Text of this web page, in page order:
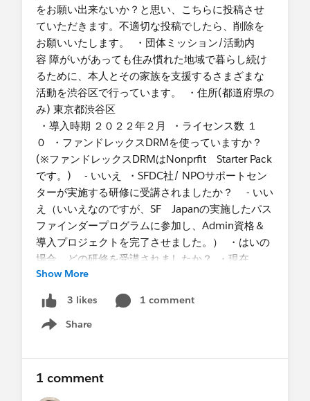
をお願い出来ないか？と思い、こちらに投稿させ
ていただきます。不適切な投稿でしたら、削除を
お願いいたします。 ・団体ミッション/活動内
容 障がいがあっても住み慣れた地域で暮らし続け
るために、本人とその家族を支援するさまざまな
活動を渋谷区で行っています。 ・住所(都道府県の
み) 東京都渋谷区
・導入時期 ２０２２年２月 ・ライセンス数 １
０ ・ファンドレックスDRMを使っていますか？
(※ファンドレックスDRMはNonprfit Starter Pack
です。) - いいえ ・SFDC社/ NPOサポートセン
ターが実施する研修に受講されましたか？ - いい
え（いいえなのですが、SF Japanの実施したパス
ファインダープログラムに参加し、Admin資格＆
導入プロジェクトを完了させました。） ・はいの
場合、どの研修を受講されましたか？ ・現在
Salesforceを活用している内容を大きく３つ挙げて
ください 現在構築中です。 ・今までプロボノ支援
を受けたことがありますか？ -いいえ ・具体的
な支援内容 利用者情報を取引先に登録、支援の申
使って運用することを考えています。（支援の申
請内容によっては、複数のスタッフアサインが必
Show More
3 likes
1 comment
Share
Show menu
1 comment